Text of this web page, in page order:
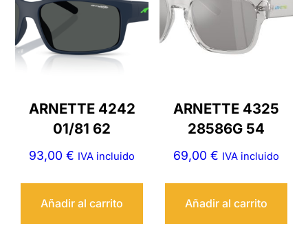
ARNETTE 4242
01/81 62
93,00€ IVA incluido
Añadir al carrito
ARNETTE 4325
28586G 54
69,00 € IVA incluido
Añadir al carrito